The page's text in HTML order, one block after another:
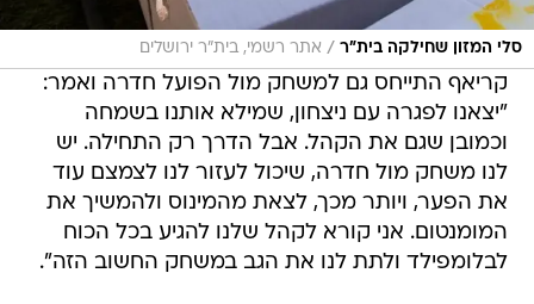
סלי המזון שחילקה בית"ר / אתר רשמי, בית"ר ירושלים
קריאף התייחס גם למשחק מול הפועל חדרה ואמר:
"יצאנו לפגרה עם ניצחון, שמילא אותנו בשמחה
וכמובן שגם את הקהל. אבל הדרך רק התחילה. יש
לנו משחק מול חדרה, שיכול לעזור לנו לצמצם עוד
את הפער, ויותר מכך, לצאת מהמינוס ולהמשיך את
המומנטום. אני קורא לקהל שלנו להגיע בכל הכוח
לבלומפילד ולתת לנו את הגב במשחק החשוב הזה".